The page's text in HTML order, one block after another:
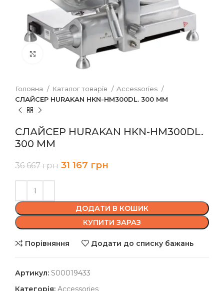
Клацніть, щоб збільшити
Головна Каталог товарів
Accessories
СЛАЙСЕР HURAKAN HKN-HM300DL. 300 ММ
СЛАЙСЕР HURAKAN HKN-HM300DL.
300 ММ
36 667грн 31 167 грн
ДОДАТИ В КОШИК
КУПИТИ ЗАРАЗ
Порівняння Додати до списку бажань
Артикул: S00019433